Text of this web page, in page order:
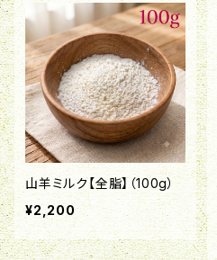
山羊ミルク【全脂】（100g）
¥2,200